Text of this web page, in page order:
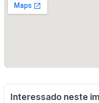
Interessado neste